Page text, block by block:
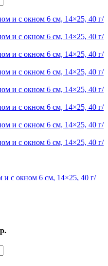
и с окном 6 см, 14×25, 40 г/